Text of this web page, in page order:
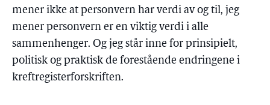
mener ikke at personvern har verdi av og til, jeg
mener personvern er en viktig verdi i alle
sammenhenger. Og jeg står inne for prinsipielt,
politisk og praktisk de forestående endringene i
kreftregisterforskriften.